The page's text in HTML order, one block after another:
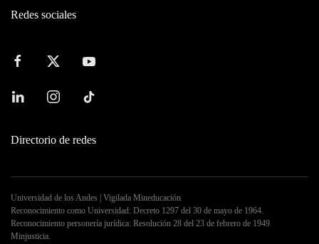
Redes sociales
Directorio de redes
Universidad de los Andes | Vigilada Mineducación
Reconocimiento como Universidad: Decreto 1297 del 30 de mayo de 1964.
Reconocimiento personería jurídica: Resolución 28 del 23 de febrero de 1949
Minjusticia.